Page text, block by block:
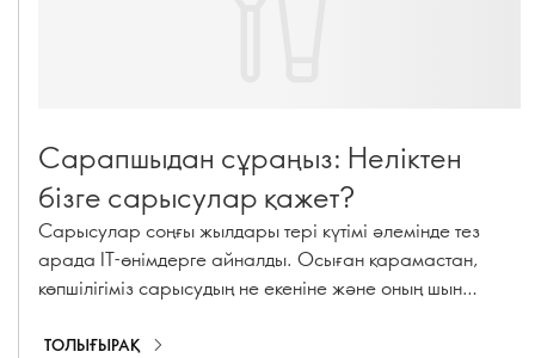
Сарапшыдан сұраңыз: Неліктен
бізге сарысулар қажет?
Сарысулар соңғы жылдары тері күтімі әлемінде тез
арада IT-өнімдерге айналды. Осыған қарамастан,
көпшілігіміз сарысудың не екеніне және оның шын
керемет артықшылықтарын түсіндіру үшін біз Oriflame
ТОЛЫҒЫРАҚ